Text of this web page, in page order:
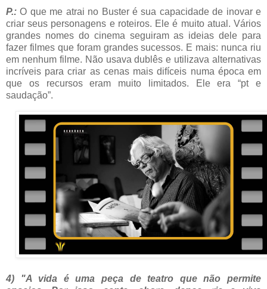
P.: O que me atrai no Buster é sua capacidade de inovar e
criar seus personagens e roteiros. Ele é muito atual. Vários
grandes nomes do cinema seguiram as ideias dele para
fazer filmes que foram grandes sucessos. E mais: nunca riu
em nenhum filme. Não usava dublês e utilizava alternativas
incríveis para criar as cenas mais difíceis numa época em
que os recursos eram muito limitados. Ele era “pt e
saudação”.
4) "A vida é uma peça de teatro que não permite